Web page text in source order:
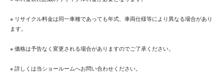
※ リサイクル料金は同一車種であっても年式、車両仕様等により異なる場合があり
ます。
※ 価格は予告なく変更される場合がありますのでご了承ください。
※ 詳しくは当ショールームへお問い合わせください。